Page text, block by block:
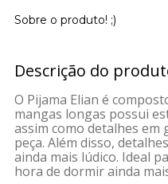
Sobre o produto! ;)
Descrição do
O Pijama Elian é
mangas longas possui
assim como detalhes em
peça. Além disso,
ainda mais lúdico. Ideal
hora de dormir ainda